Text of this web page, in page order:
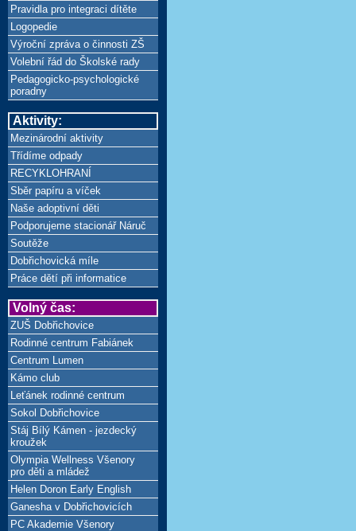
Pravidla pro integraci dítěte
Logopedie
Výroční zpráva o činnosti ZŠ
Volební řád do Školské rady
Pedagogicko-psychologické
poradny
Aktivity:
Mezinárodní aktivity
Třídíme odpady
RECYKLOHRANÍ
Sběr papíru a víček
Naše adoptivní děti
Podporujeme stacionář Náruč
Soutěže
Dobřichovická míle
Práce dětí při informatice
Volný čas:
ZUŠ Dobřichovice
Rodinné centrum Fabiánek
Centrum Lumen
Kámo club
Leťánek rodinné centrum
Sokol Dobřichovice
Stáj Bílý Kámen - jezdecký
kroužek
Olympia Wellness Všenory
pro děti a mládež
Helen Doron Early English
Ganesha v Dobřichovicích
PC Akademie Všenory